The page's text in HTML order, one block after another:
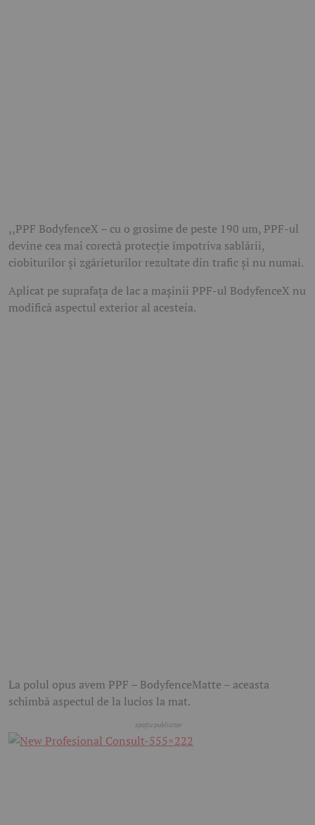
,,PPF BodyfenceX – cu o grosime de peste 190 um, PPF-ul
devine cea mai corectă protecţie împotriva sablării,
ciobiturilor şi zgârieturilor rezultate din trafic şi nu numai.
Aplicat pe suprafaţa de lac a maşinii PPF-ul BodyfenceX nu
modifică aspectul exterior al acesteia.
La polul opus avem PPF – BodyfenceMatte – aceasta
schimbă aspectul de la lucios la mat.